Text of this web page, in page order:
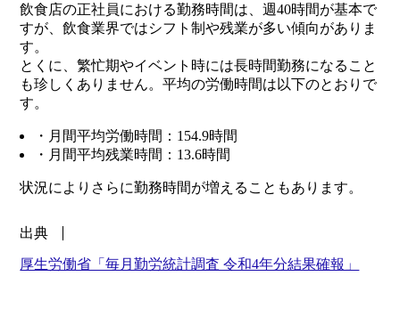
飲食店の正社員における勤務時間は、週40時間が基本で
すが、飲食業界ではシフト制や残業が多い傾向がありま
す。
とくに、繁忙期やイベント時には長時間勤務になること
も珍しくありません。平均の労働時間は以下のとおりで
す。
・月間平均労働時間：154.9時間
・月間平均残業時間：13.6時間
状況によりさらに勤務時間が増えることもあります。
出典
厚生労働省「毎月勤労統計調査 令和4年分結果確報」